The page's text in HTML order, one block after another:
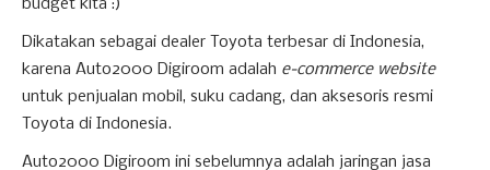
budget kita :)
Dikatakan sebagai dealer Toyota terbesar di Indonesia,
karena Auto2000 Digiroom adalah e-commerce website
untuk penjualan mobil, suku cadang, dan aksesoris resmi
Toyota di Indonesia.
Auto2000 Digiroom ini sebelumnya adalah jaringan jasa